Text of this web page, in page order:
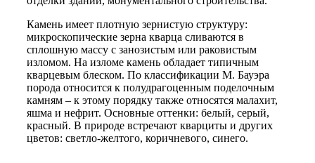
Камень имеет плотную зернистую структуру:
микроскопические зерна кварца сливаются в
сплошную массу с занозистым или раковистым
изломом. На изломе камень обладает типичным
кварцевым блеском. По классификации М. Бауэра
порода относится к полудрагоценным поделочным
камням – к этому порядку также относятся малахит,
яшма и нефрит. Основные оттенки: белый, серый,
красный. В природе встречают кварциты и других
цветов: светло-желтого, коричневого, синего.